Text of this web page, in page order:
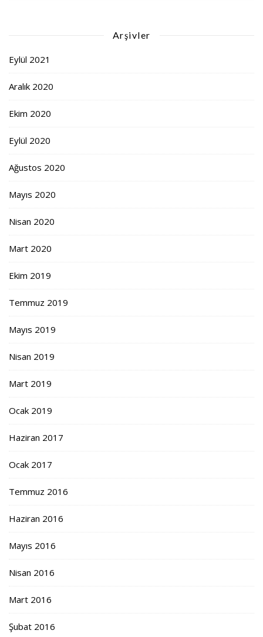
Arşivler
Eylül 2021
Aralık 2020
Ekim 2020
Eylül 2020
Ağustos 2020
Mayıs 2020
Nisan 2020
Mart 2020
Ekim 2019
Temmuz 2019
Mayıs 2019
Nisan 2019
Mart 2019
Ocak 2019
Haziran 2017
Ocak 2017
Temmuz 2016
Haziran 2016
Mayıs 2016
Nisan 2016
Mart 2016
Şubat 2016